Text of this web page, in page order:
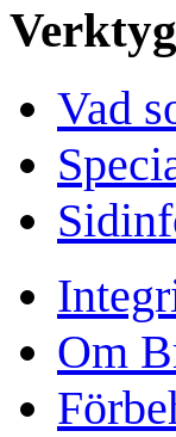
Verktyg
Vad
Om